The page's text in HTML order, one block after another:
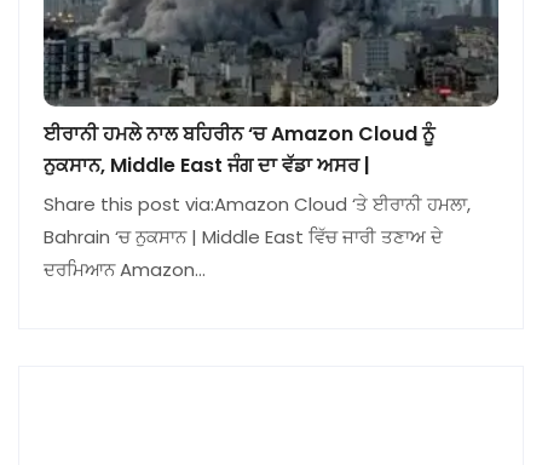
ਈਰਾਨੀ ਹਮਲੇ ਨਾਲ ਬਹਿਰੀਨ ‘ਚ Amazon Cloud ਨੂੰ
ਨੁਕਸਾਨ, Middle East ਜੰਗ ਦਾ ਵੱਡਾ ਅਸਰ |
Share this post via:Amazon Cloud ‘ਤੇ ਈਰਾਨੀ ਹਮਲਾ,
Bahrain ‘ਚ ਨੁਕਸਾਨ | Middle East ਵਿੱਚ ਜਾਰੀ ਤਣਾਅ ਦੇ
ਦਰਮਿਆਨ Amazon…